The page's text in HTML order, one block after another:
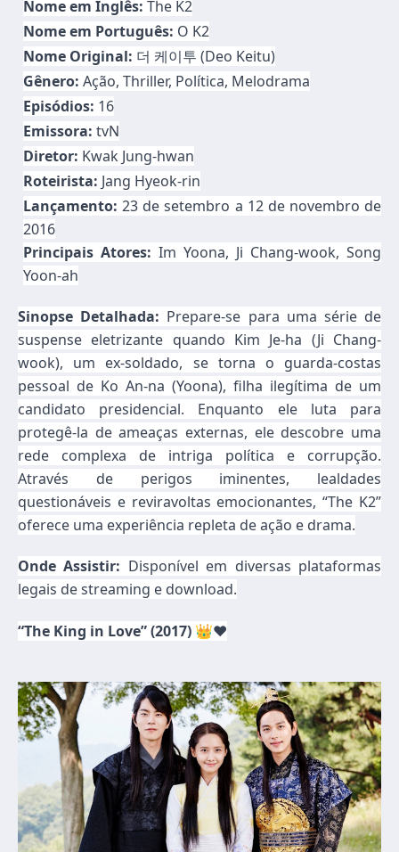
Nome em Inglês: The K2
Nome em Português: O K2
Nome Original: 더 케이투 (Deo Keitu)
Gênero: Ação, Thriller, Política, Melodrama
Episódios: 16
Emissora: tvN
Diretor: Kwak Jung-hwan
Roteirista: Jang Hyeok-rin
Lançamento: 23 de setembro a 12 de novembro de
2016
Principais Atores: Im Yoona, Ji Chang-wook, Song
Yoon-ah
Sinopse Detalhada: Prepare-se para uma série de
suspense eletrizante quando Kim Je-ha (Ji Chang-
wook), um ex-soldado, se torna o guarda-costas
pessoal de Ko An-na (Yoona), filha ilegítima de um
candidato presidencial. Enquanto ele luta para
protegê-la de ameaças externas, ele descobre uma
rede complexa de intriga política e corrupção.
Através de perigos iminentes, lealdades
questionáveis e reviravoltas emocionantes, “The K2”
oferece uma experiência repleta de ação e drama.
Onde Assistir: Disponível em diversas plataformas
legais de streaming e download.
“The King in Love” (2017) 👑❤️